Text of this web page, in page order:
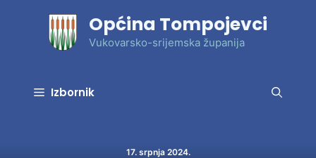
Općina Tompojevci
Vukovarsko-srijemska županija
Izbornik
17. srpnja 2024.